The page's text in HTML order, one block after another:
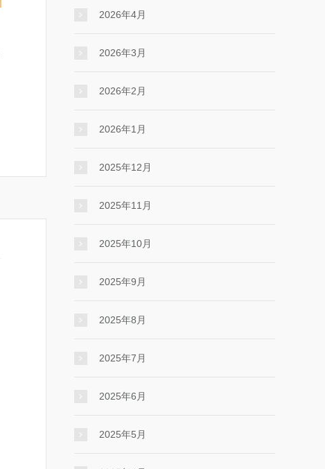
2026年4月
2026年3月
2026年2月
2026年1月
2025年12月
2025年11月
2025年10月
2025年9月
2025年8月
2025年7月
2025年6月
2025年5月